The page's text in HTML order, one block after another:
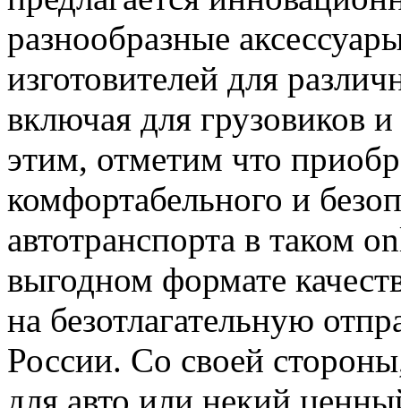
разнообразные
изготовителей для
включая для грузовиков
этим, отметим что
комфортабельного и
автотранспорта в таком
выгодном формате
на безотлагательную
России. Со своей